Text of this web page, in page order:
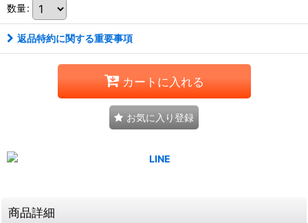
数量:
返品特約に関する重要事項
カートに入れる
お気に入り登録
商品詳細